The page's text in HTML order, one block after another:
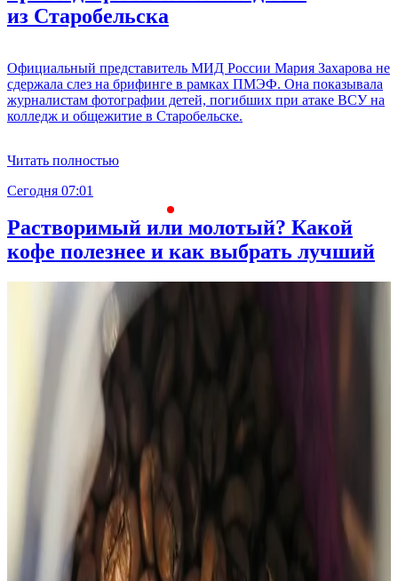
из Старобельска
Официальный представитель МИД России Мария Захарова не
сдержала слез на брифинге в рамках ПМЭФ. Она показывала
журналистам фотографии детей, погибших при атаке ВСУ на
колледж и общежитие в Старобельске.
Читать полностью
Сегодня 07:01
Растворимый или молотый? Какой
кофе полезнее и как выбрать лучший